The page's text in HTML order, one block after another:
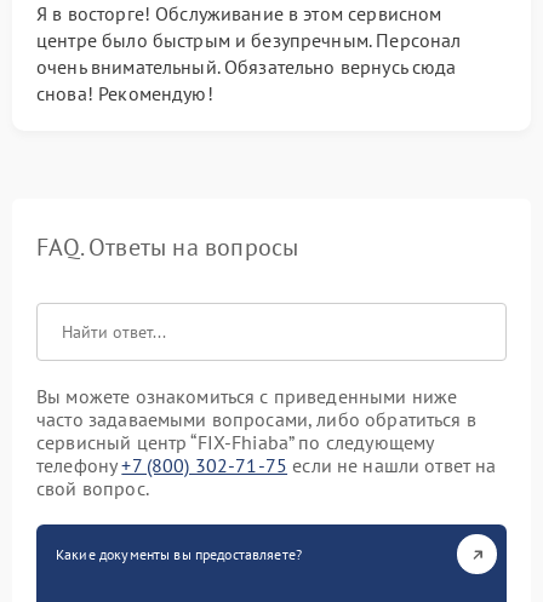
Я в восторге! Обслуживание в этом сервисном
центре было быстрым и безупречным. Персонал
очень внимательный. Обязательно вернусь сюда
снова! Рекомендую!
FAQ. Ответы на вопросы
Вы можете ознакомиться с приведенными ниже
часто задаваемыми вопросами, либо обратиться в
сервисный центр “FIX-Fhiaba” по следующему
телефону+7 (800) 302-71-75 если не нашли ответ на
свой вопрос.
Какие документы вы предоставляете?